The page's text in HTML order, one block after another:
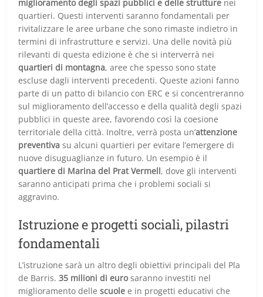
miglioramento degli spazi pubblici e delle strutture nei
quartieri. Questi interventi saranno fondamentali per
rivitalizzare le aree urbane che sono rimaste indietro in
termini di infrastrutture e servizi. Una delle novità più
rilevanti di questa edizione è che si interverrà nei
quartieri di montagna, aree che spesso sono state
escluse dagli interventi precedenti. Queste azioni fanno
parte di un patto di bilancio con ERC e si concentreranno
sul miglioramento dell’accesso e della qualità degli spazi
pubblici in queste aree, favorendo così la coesione
territoriale della città. Inoltre, verrà posta un’attenzione
preventiva su alcuni quartieri per evitare l’emergere di
nuove disuguaglianze in futuro. Un esempio è il
quartiere di Marina del Prat Vermell, dove gli interventi
saranno anticipati prima che i problemi sociali si
aggravino.
Istruzione e progetti sociali, pilastri
fondamentali
L’istruzione sarà un altro degli obiettivi principali del Pla
de Barris.35 milioni di eurosaranno investiti nel
miglioramento dellescuole e in progetti educativi che